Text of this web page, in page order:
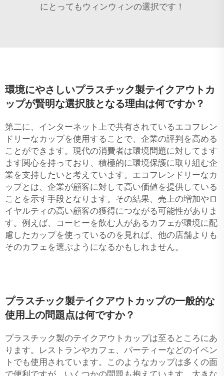
にとってもウィンウィンの選択です！
環境にやさしいプラスチック製テイクアウトカ
ップが賢明な選択肢となる理由は何ですか？
第二に、インターネット上で共有されているエコフレン
ドリーなカップを使用することで、企業の評判を高める
ことができます。現代の消費者は環境問題に対してます
ます関心を持っており、積極的に環境保護に取り組む企
業を支持したいと考えています。エコフレンドリーなカ
ップとは、企業が顧客に対して高い価値を提供している
ことを示す手段となります。その結果、売上の増加やロ
イヤルティの高い顧客の獲得につながる可能性がありま
す。例えば、コーヒーを飲む人があるカフェが環境に配
慮したカップを使っているのを見れば、他の店舗よりも
そのカフェを選ぶようになるかもしれません。
プラスチック製テイクアウトカップの一般的な
使用上の問題点は何ですか？
プラスチック製のテイクアウトカップは至るところにあ
ります。レストランやカフェ、パーティーなどのイベン
トでも使用されています。このようなカップは多くの面
で便利ですが、いくつかの問題も抱えています。大きな